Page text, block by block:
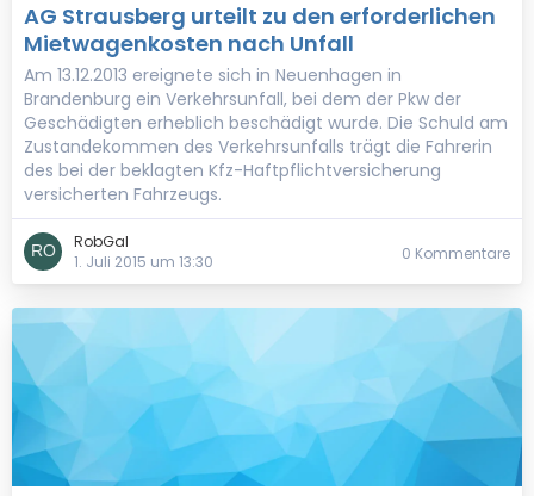
AG Strausberg urteilt zu den erforderlichen
Mietwagenkosten nach Unfall
Am 13.12.2013 ereignete sich in Neuenhagen in
Brandenburg ein Verkehrsunfall, bei dem der Pkw der
Geschädigten erheblich beschädigt wurde. Die Schuld am
Zustandekommen des Verkehrsunfalls trägt die Fahrerin
des bei der beklagten Kfz-Haftpflichtversicherung
versicherten Fahrzeugs.
RobGal
1. Juli 2015 um 13:30
0 Kommentare